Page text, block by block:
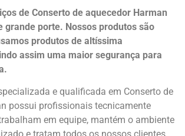
de Conserto de aquecedor Harman
grande porte. Nossos produtos são
produtos de altíssima
assim uma maior segurança para
.
e qualificada em Conserto de
possui profissionais tecnicamente
em equipe, mantém o ambiente